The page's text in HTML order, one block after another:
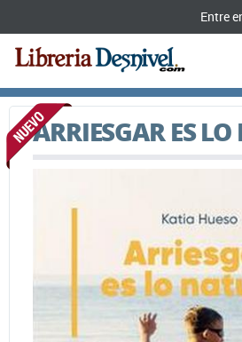
Entre
ARRIESGAR ES